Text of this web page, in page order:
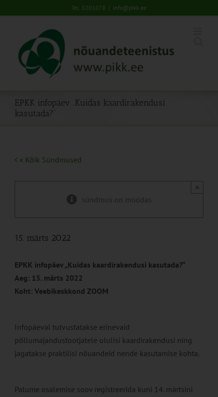
to
Tel: 5201078 | info@pikk.ee
EPKK infopäev „Kuidas kaardirakendusi
kasutada?“
« Kõik Sündmused
sündmus on möödas
×
15. märts 2022
EPKK infopäev „Kuidas kaardirakendusi kasutada?“
Aeg: 15. märts 2022
Koht: Veebikeskkond ZOOM
Infopäeval tutvustatakse erinevaid
põllumajandustootjatele olulisi kaardirakendusi ning
jagatakse praktilisi nõuandeid nende kasutamise kohta.
Palume osalemise soov registreerida kuni 14. märtsini